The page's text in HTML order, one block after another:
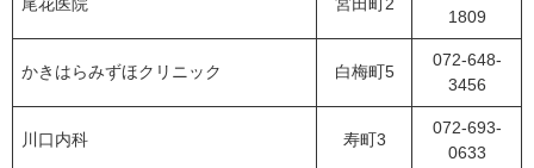
1809
かきはらみずほクリニック 白梅町5
072-648-
3456
川口内科 寿町3
072-693-
0633